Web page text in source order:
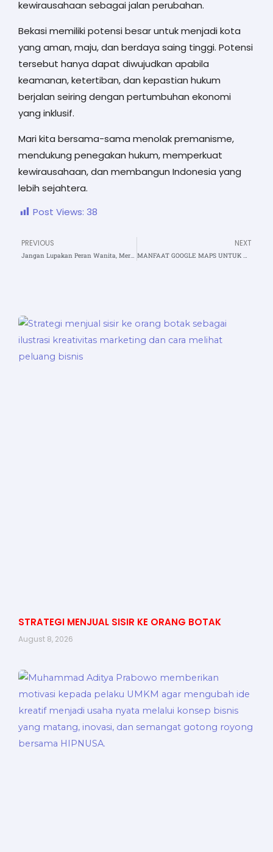
kewirausahaan sebagai jalan perubahan.
Bekasi memiliki potensi besar untuk menjadi kota
yang aman, maju, dan berdaya saing tinggi. Potensi
tersebut hanya dapat diwujudkan apabila
keamanan, ketertiban, dan kepastian hukum
berjalan seiring dengan pertumbuhan ekonomi
yang inklusif.
Mari kita bersama-sama menolak premanisme,
mendukung penegakan hukum, memperkuat
kewirausahaan, dan membangun Indonesia yang
lebih sejahtera.
Post Views: 38
Prev
PREVIOUS NEXT
STRATEGI MENJUAL SISIR KE ORANG BOTAK
August 8, 2026